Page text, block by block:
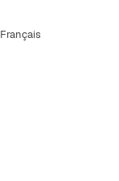
Français